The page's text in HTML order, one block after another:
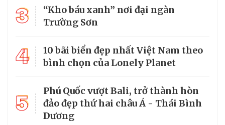
3
“Kho báu xanh” nơi đại ngàn
Trường Sơn
4
10 bãi biển đẹp nhất Việt Nam theo
bình chọn của Lonely Planet
5
Phú Quốc vượt Bali, trở thành hòn
đảo đẹp thứ hai châu Á - Thái Bình
Dương